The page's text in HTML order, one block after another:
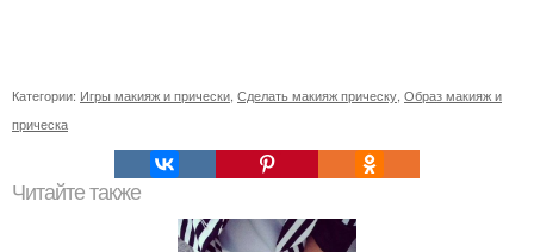
Категории: Игры макияж и прически Сделать макияж прическу Образ макияж и
прическа
Читайте также